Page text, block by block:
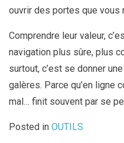
ouvrir des portes que vous
Comprendre leur valeur,
navigation plus sûre, plus
surtout, c’est se donner
galères. Parce qu’en ligne
mal… finit souvent par se
Posted in OUTILS